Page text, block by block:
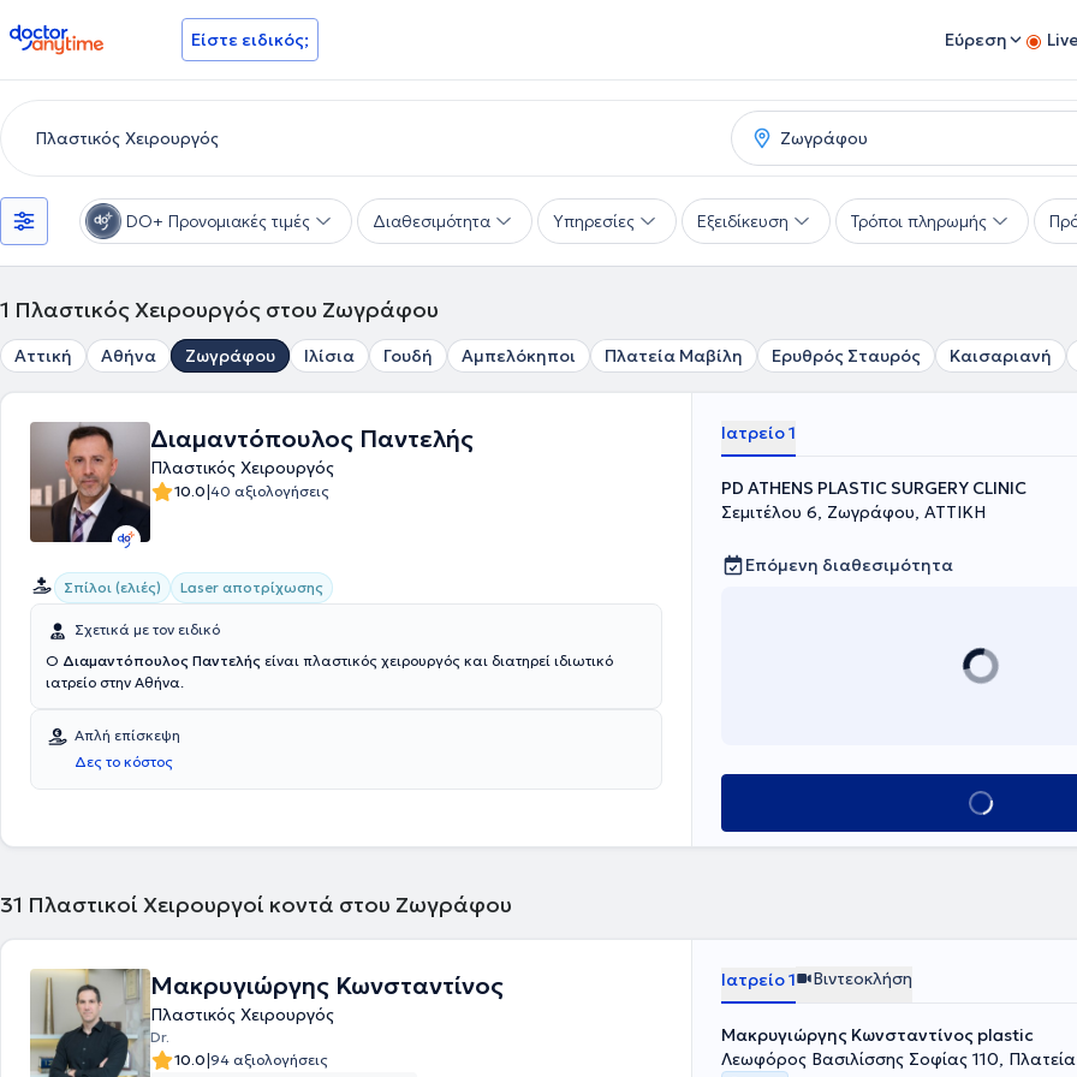
doctoranytime Είστε ειδικός; Εύρεση
DO+ Προνομιακές τιμές Διαθεσιμότητα Υπηρεσίες Εξειδίκευση Τρόποι πληρωμής
1 Πλαστικός Χειρουργός στου Ζωγράφου
Αττική Αθήνα Ζωγράφου Ιλίσια Γουδή Αμπελόκηποι Πλατεία Μαβίλη Ερυθρός Σταυρός Καισαριανή
Διαμαντόπουλος Παντελής
Πλαστικός Χειρουργός
10.0|40 αξιολογήσεις
Σπίλοι (ελιές) Laser αποτρίχωσης
Σχετικά με τον ειδικό
Ο Διαμαντόπουλος Παντελής είναι πλαστικός χειρουργός και διατηρεί ιδιωτικό
ιατρείο στην Αθήνα.
Απλή επίσκεψη
Δες το κόστος
Ιατρείο 1
PD ATHENS PLASTIC SURGERY CLINIC
Σεμιτέλου 6, Ζωγράφου, ΑΤΤΙΚΗ
Επόμενη διαθεσιμότητα
Κλείσε ραντεβού
31 Πλαστικοί Χειρουργοί κοντά στου Ζωγράφου
Μακρυγιώργης Κωνσταντίνος
Πλαστικός Χειρουργός
Dr.
10.0|94 αξιολογήσεις
Ιατρείο 1 Βιντεοκλήση
Μακρυγιώργης Κωνσταντίνος plastic
Λεωφόρος Βασιλίσσης Σοφίας 110,